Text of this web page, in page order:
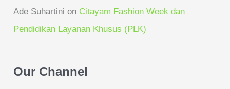
Ade Suhartini on Citayam Fashion Week dan
Pendidikan Layanan Khusus (PLK)
Our Channel